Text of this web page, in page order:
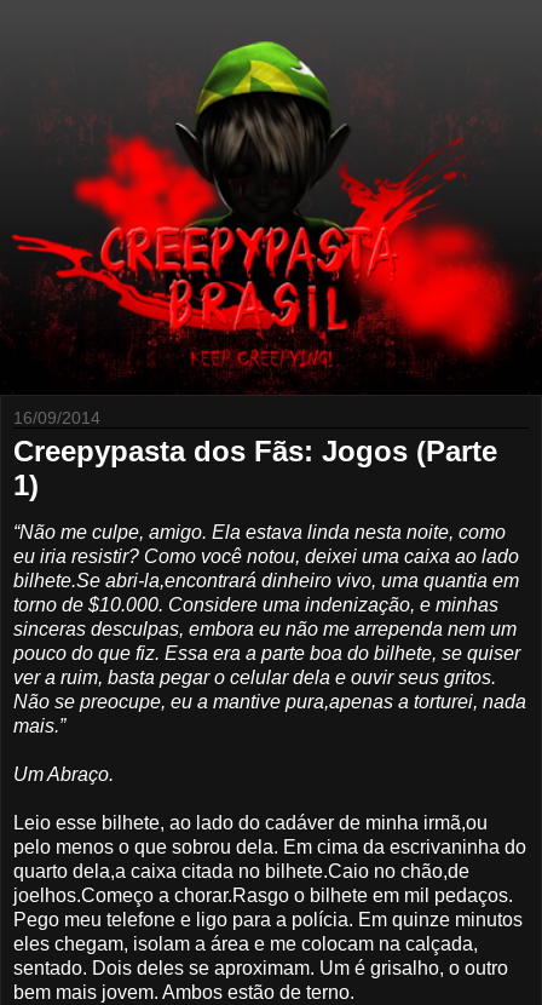
16/09/2014
Creepypasta dos Fãs: Jogos (Parte
1)
“Não me culpe, amigo. Ela estava linda nesta noite, como
eu iria resistir? Como você notou, deixei uma caixa ao lado
bilhete.Se abri-la,encontrará dinheiro vivo, uma quantia em
torno de $10.000. Considere uma indenização, e minhas
sinceras desculpas, embora eu não me arrependa nem um
pouco do que fiz. Essa era a parte boa do bilhete, se quiser
ver a ruim, basta pegar o celular dela e ouvir seus gritos.
Não se preocupe, eu a mantive pura,apenas a torturei, nada
mais.”
Um Abraço.
Leio esse bilhete, ao lado do cadáver de minha irmã,ou
pelo menos o que sobrou dela. Em cima da escrivaninha do
quarto dela,a caixa citada no bilhete.Caio no chão,de
joelhos.Começo a chorar.Rasgo o bilhete em mil pedaços.
Pego meu telefone e ligo para a polícia. Em quinze minutos
eles chegam, isolam a área e me colocam na calçada,
sentado. Dois deles se aproximam. Um é grisalho, o outro
bem mais jovem. Ambos estão de terno.